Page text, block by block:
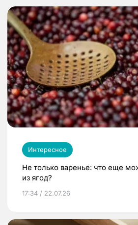
Интересное
Не только варенье: что еще
из ягод?
17:34 / 22.07.26